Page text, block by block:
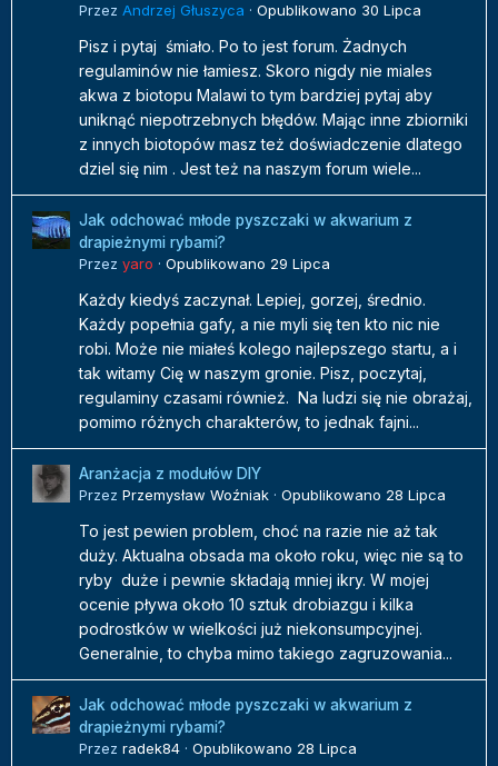
Przez Andrzej Głuszyca · Opublikowano 30 Lipca
Pisz i pytaj śmiało. Po to jest forum. Żadnych
regulaminów nie łamiesz. Skoro nigdy nie miales
akwa z biotopu Malawi to tym bardziej pytaj aby
uniknąć niepotrzebnych błędów. Mając inne zbiorniki
z innych biotopów masz też doświadczenie dlatego
dziel się nim . Jest też na naszym forum wiele...
Jak odchować młode pyszczaki w akwarium z
drapieżnymi rybami?
Przez yaro · Opublikowano 29 Lipca
Każdy kiedyś zaczynał. Lepiej, gorzej, średnio.
Każdy popełnia gafy, a nie myli się ten kto nic nie
robi. Może nie miałeś kolego najlepszego startu, a i
tak witamy Cię w naszym gronie. Pisz, poczytaj,
regulaminy czasami również. Na ludzi się nie obrażaj,
pomimo różnych charakterów, to jednak fajni...
Aranżacja z modułów DIY
Przez Przemysław Woźniak · Opublikowano 28 Lipca
To jest pewien problem, choć na razie nie aż tak
duży. Aktualna obsada ma około roku, więc nie są to
ryby duże i pewnie składają mniej ikry. W mojej
ocenie pływa około 10 sztuk drobiazgu i kilka
podrostków w wielkości już niekonsumpcyjnej.
Generalnie, to chyba mimo takiego zagruzowania...
Jak odchować młode pyszczaki w akwarium z
drapieżnymi rybami?
Przez radek84 · Opublikowano 28 Lipca